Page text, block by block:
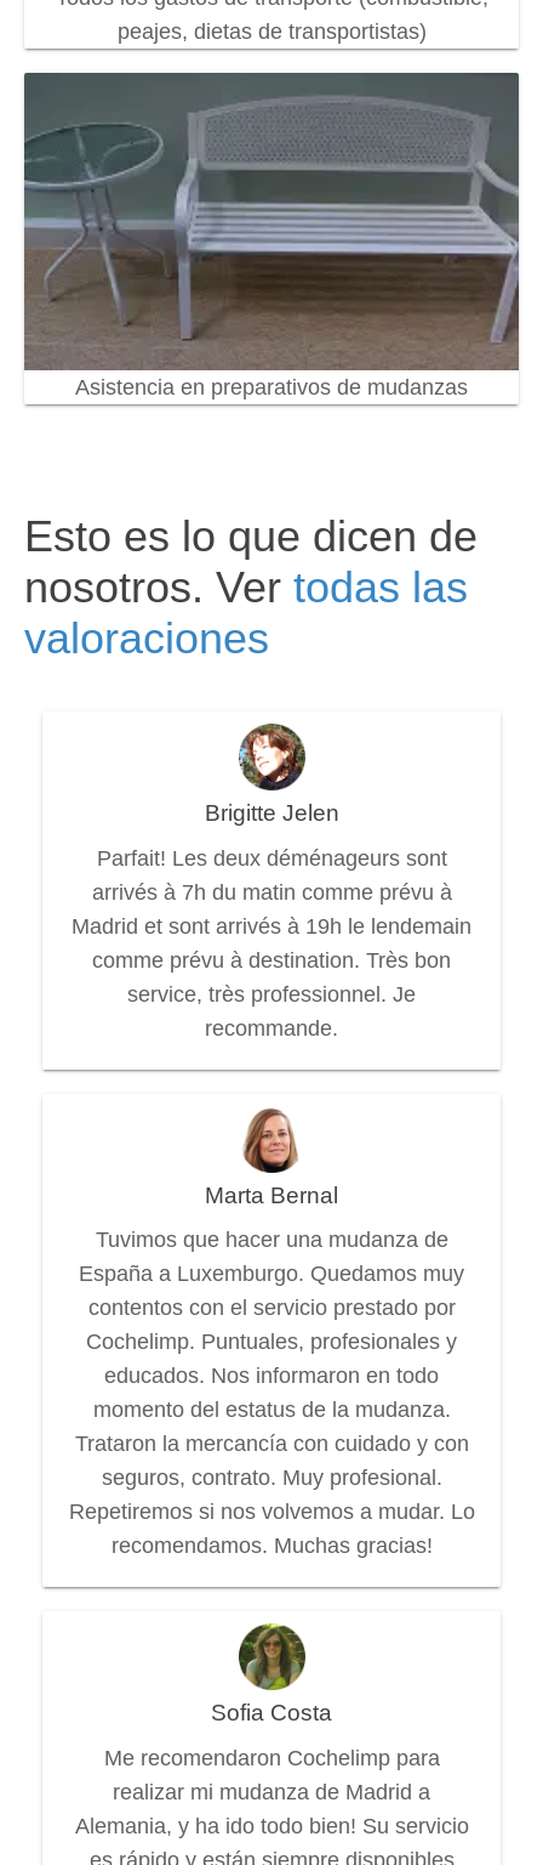
peajes, dietas de transportistas)
Asistencia en preparativos de mudanzas
Esto es lo que dicen de
nosotros. Ver todas las
valoraciones
Brigitte Jelen
Parfait! Les deux déménageurs sont
arrivés à 7h du matin comme prévu à
Madrid et sont arrivés à 19h le lendemain
comme prévu à destination. Très bon
service, très professionnel. Je
recommande.
Marta Bernal
Tuvimos que hacer una mudanza de
España a Luxemburgo. Quedamos muy
contentos con el servicio prestado por
Cochelimp. Puntuales, profesionales y
educados. Nos informaron en todo
momento del estatus de la mudanza.
Trataron la mercancía con cuidado y con
seguros, contrato. Muy profesional.
Repetiremos si nos volvemos a mudar. Lo
recomendamos. Muchas gracias!
Sofia Costa
Me recomendaron Cochelimp para
realizar mi mudanza de Madrid a
Alemania, y ha ido todo bien! Su servicio
es rápido y están siempre disponibles